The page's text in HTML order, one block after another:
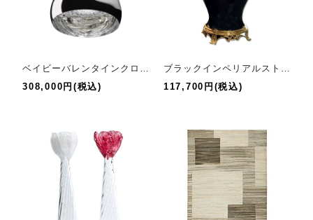
ベイビーバレンタインクローム
308,000円(税込)
ブラックインペリアルストレートベース
117,700円(税込)